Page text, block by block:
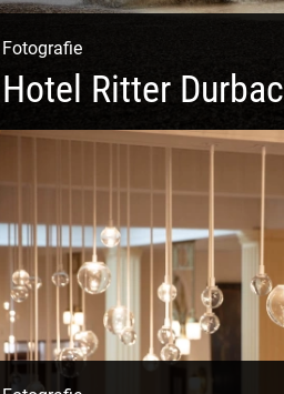
Fotografie
Hotel Ritter
Matsch|Oldtimer|Männer|Spass